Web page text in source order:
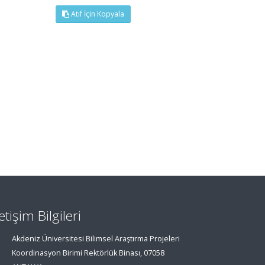
Atıf İçin Kopyala
Bilgileri
Akdeniz Üniversitesi Bilimsel Araştırma Projeleri
Koordinasyon Birimi Rektörlük Binası, 07058